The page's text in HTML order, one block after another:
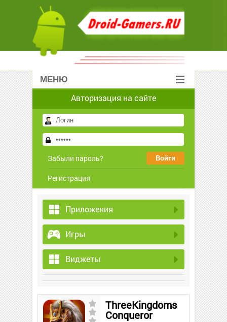
МЕНЮ
Авторизация на сайте
Забыли пароль?
Регистрация
Приложения
Игры
Виджеты
ThreeKingdoms
Conqueror